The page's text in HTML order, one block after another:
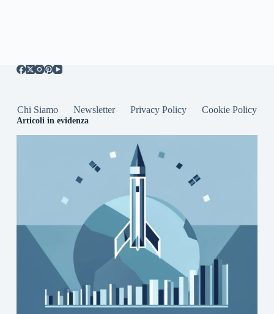
Chi Siamo Newsletter Privacy Policy Cookie Policy
Articoli in evidenza